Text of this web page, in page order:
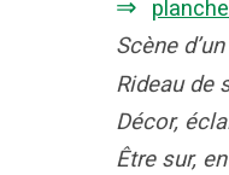
⇒
Scène
Rideau de
Décor,
Être sur,